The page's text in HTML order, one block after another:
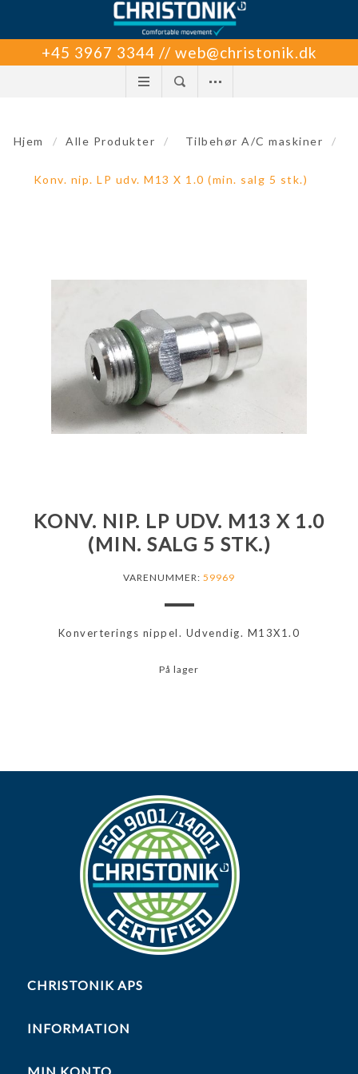
+45 3967 3344 // web@christonik.dk
Hjem / Alle Produkter / Tilbehør A/C maskiner /
Konv. nip. LP udv. M13 X 1.0 (min. salg 5 stk.)
KONV. NIP. LP UDV. M13 X 1.0
(MIN. SALG 5 STK.)
VARENUMMER: 59969
Konverterings nippel. Udvendig. M13X1.0
På lager
CHRISTONIK APS
INFORMATION